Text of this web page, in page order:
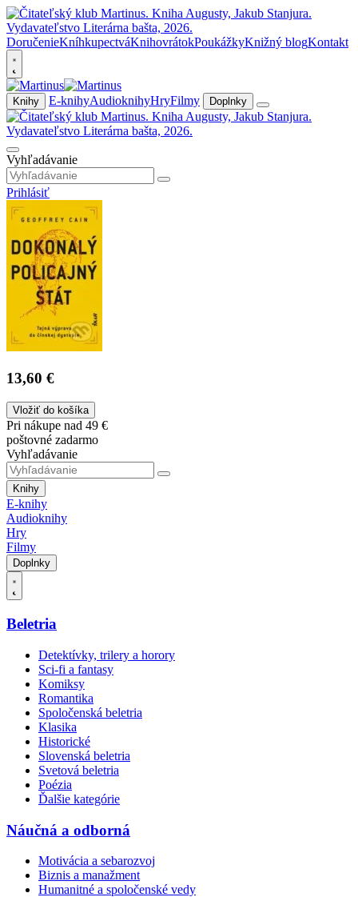
DoručenieKníhkupectváKnihovrátokPoukážkyKnižný blogKontakt
Knihy E-knihyAudioknihyHryFilmy Doplnky
Vyhľadávanie
Prihlásiť
13,60 €
Vložiť do košíka
Pri nákupe nad 49 €
poštovné zadarmo
Vyhľadávanie
Knihy
E-knihy
Audioknihy
Hry
Filmy
Doplnky
Beletria
Detektívky, trilery a horory
Sci-fi a fantasy
Komiksy
Romantika
Spoločenská beletria
Klasika
Historické
Slovenská beletria
Svetová beletria
Poézia
Ďalšie kategórie
Náučná a odborná
Motivácia a sebarozvoj
Biznis a manažment
Humanitné a spoločenské vedy